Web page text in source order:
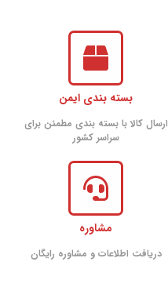
بسته بندی ایمن
ارسال کالا با بسته بندی مطمئن برای
سراسر کشور
مشاوره
دریافت اطلاعات و مشاوره رایگان